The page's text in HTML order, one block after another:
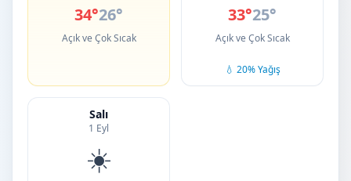
34°26°
Açık ve Çok Sıcak
33°25°
Açık ve Çok Sıcak
💧 20% Yağış
Salı
1 Eyl
☀️